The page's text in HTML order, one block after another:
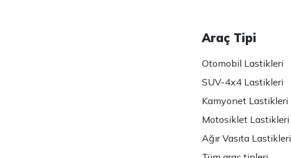
Araç Tipi
Otomobil Lastikleri
SUV-4x4 Lastikleri
Kamyonet Lastikleri
Motosiklet Lastikleri
Ağır Vasıta Lastikleri